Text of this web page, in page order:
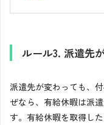
ルール3. 派遣先
派遣先が変わっても、
ぜなら、有給休暇は派
す。有給休暇を取得し